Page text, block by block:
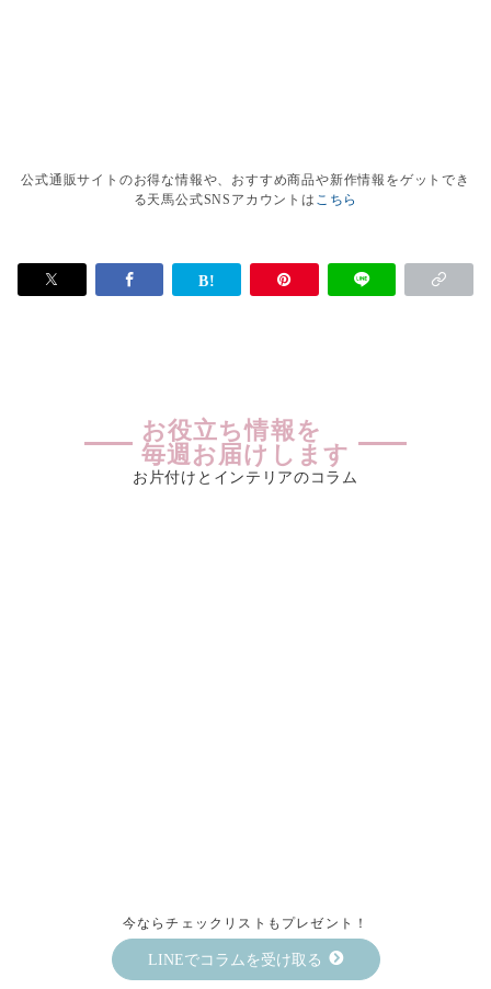
公式通販サイトのお得な情報や、おすすめ商品や新作情報をゲットでき
る天馬公式SNSアカウントは こちら
お役立ち情報を
毎週お届けします
お片付けとインテリアのコラム
今ならチェックリストもプレゼント！
LINEでコラムを受け取る